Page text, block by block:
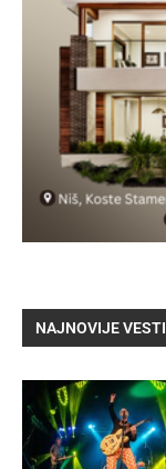
NAJNOVIJE VESTI